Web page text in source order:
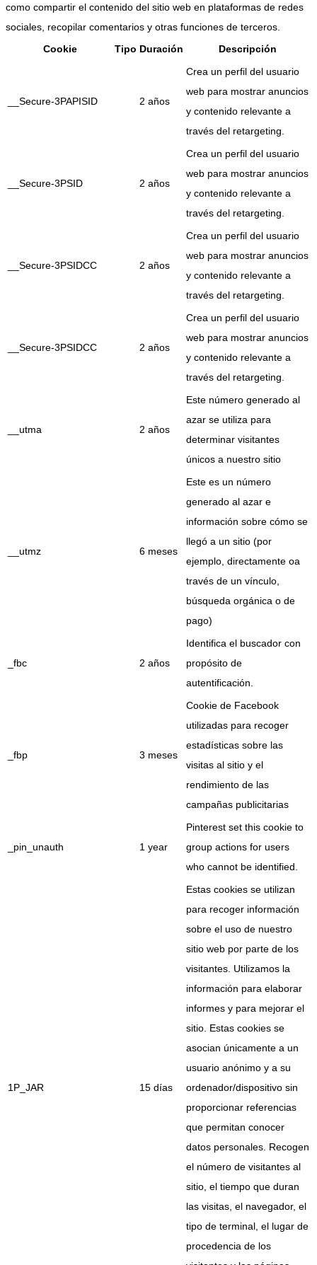
como compartir el contenido del sitio web en plataformas de redes
sociales, recopilar comentarios y otras funciones de terceros.
Cookie
Tipo Duración Descripción
__Secure-3PAPISID 2 años
Crea un perfil del usuario
web para mostrar anuncios
y contenido relevante a
través del retargeting.
__Secure-3PSID 2 años
Crea un perfil del usuario
web para mostrar anuncios
y contenido relevante a
través del retargeting.
__Secure-3PSIDCC 2 años
Crea un perfil del usuario
web para mostrar anuncios
y contenido relevante a
través del retargeting.
__Secure-3PSIDCC 2 años
Crea un perfil del usuario
web para mostrar anuncios
y contenido relevante a
través del retargeting.
__utma 2 años
Este número generado al
azar se utiliza para
determinar visitantes
únicos a nuestro sitio
__utmz 6 meses
Este es un número
generado al azar e
información sobre cómo se
llegó a un sitio (por
ejemplo, directamente oa
través de un vínculo,
búsqueda orgánica o de
pago)
_fbc 2 años
Identifica el buscador con
propósito de
autentificación.
_fbp 3 meses
Cookie de Facebook
utilizadas para recoger
estadísticas sobre las
visitas al sitio y el
rendimiento de las
campañas publicitarias
_pin_unauth 1 year
Pinterest set this cookie to
group actions for users
who cannot be identified.
1P_JAR 15 días
Estas cookies se utilizan
para recoger información
sobre el uso de nuestro
sitio web por parte de los
visitantes. Utilizamos la
información para elaborar
informes y para mejorar el
sitio. Estas cookies se
asocian únicamente a un
usuario anónimo y a su
ordenador/dispositivo sin
proporcionar referencias
que permitan conocer
datos personales. Recogen
el número de visitantes al
sitio, el tiempo que duran
las visitas, el navegador, el
tipo de terminal, el lugar de
procedencia de los